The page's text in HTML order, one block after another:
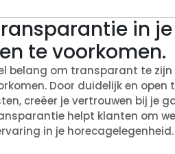
in
te voorkomen.
belang om transparant te
Door duidelijk en
creëer je vertrouwen bij je
helpt klanten om
in je horecagelegenheid.